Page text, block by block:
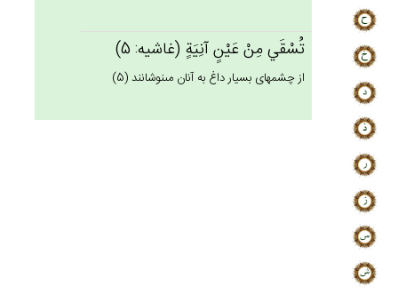
تُسْقَي‌ مِن‌ْ عَيْن‌ٍ آنِيَة‌ٍ (غاشيه: 5)
از چشمه‏اى بسيار داغ به آنان مى‏نوشانند (5)